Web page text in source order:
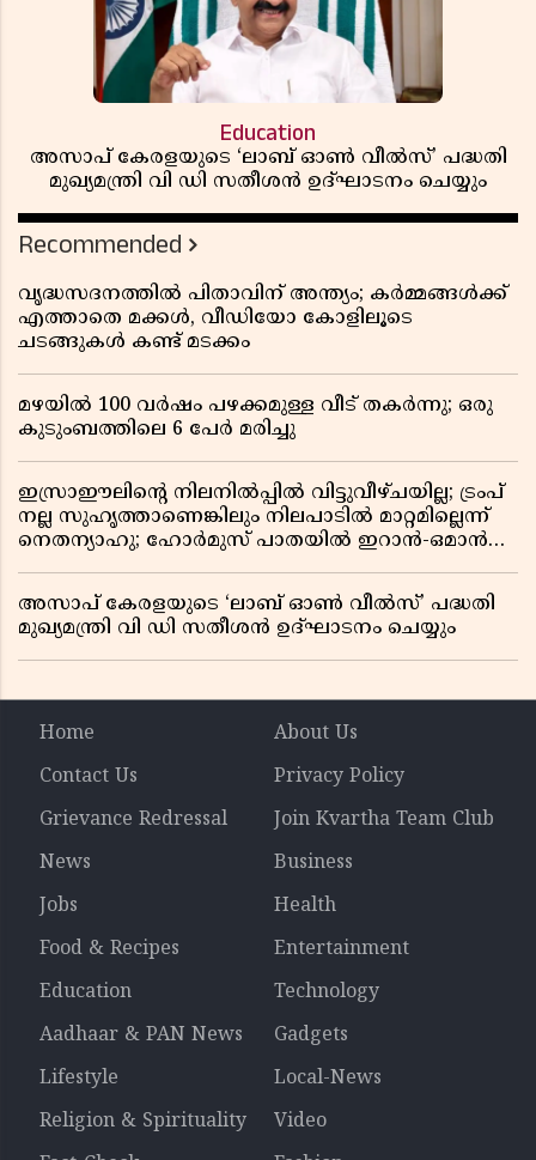
Education
അസാപ് കേരളയുടെ ‘ലാബ് ഓൺ വീൽസ്’ പദ്ധതി
മുഖ്യമന്ത്രി വി ഡി സതീശൻ ഉദ്ഘാടനം ചെയ്യും
Recommended
വൃദ്ധസദനത്തിൽ പിതാവിന് അന്ത്യം; കർമ്മങ്ങൾക്ക്
എത്താതെ മക്കൾ, വീഡിയോ കോളിലൂടെ
ചടങ്ങുകൾ കണ്ട് മടക്കം
മഴയിൽ 100 വർഷം പഴക്കമുള്ള വീട് തകർന്നു; ഒരു
കുടുംബത്തിലെ 6 പേർ മരിച്ചു
ഇസ്രാഈലിന്റെ നിലനിൽപ്പിൽ വിട്ടുവീഴ്ചയില്ല; ട്രംപ്
നല്ല സുഹൃത്താണെങ്കിലും നിലപാടിൽ മാറ്റമില്ലെന്ന്
നെതന്യാഹു; ഹോർമുസ് പാതയിൽ ഇറാൻ-ഒമാൻ
അസാപ് കേരളയുടെ ‘ലാബ് ഓൺ വീൽസ്’ പദ്ധതി
മുഖ്യമന്ത്രി വി ഡി സതീശൻ ഉദ്ഘാടനം ചെയ്യും
Home
About Us
Contact Us
Privacy Policy
Grievance Redressal
Join Kvartha Team Club
News
Business
Jobs
Health
Food & Recipes
Entertainment
Education
Technology
Aadhaar & PAN News
Gadgets
Lifestyle
Local-News
Religion & Spirituality
Video